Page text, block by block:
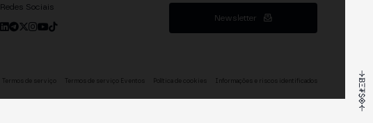
Redes Sociais
Newsletter
Termos de serviço Termos de serviço Eventos Política de cookies Informações e riscos identificados